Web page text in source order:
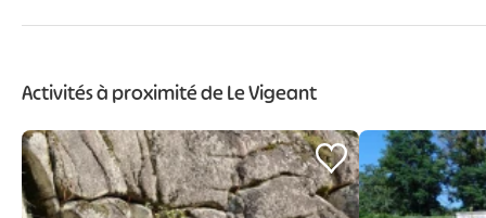
Activités à proximité deLe Vigeant